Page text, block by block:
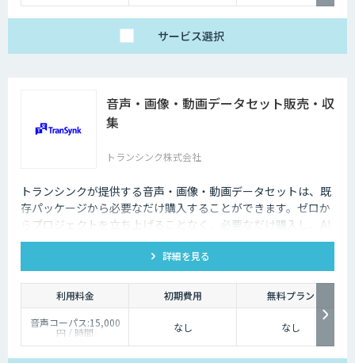
サービス選択
音声・画像・動画データセット販売・収
集
トランシンク株式会社
トランシンクが提供する音声・画像・動画データセットは、既
存パッケージから必要なだけ購入することができます。ゼロか
らプロジェクトを立ち上げることなく、必要なだけ購入し、AI
モデルの開発ができます。
詳細を見る
利用料金 初期費用
無料プラン
音声コーパス:15,000
円 / 時間
人物写真画像収集:300
なし なし